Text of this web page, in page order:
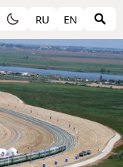
RU EN